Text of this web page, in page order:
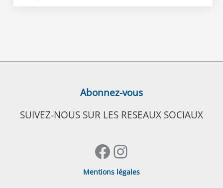
Abonnez-vous
SUIVEZ-NOUS SUR LES RESEAUX SOCIAUX
Facebook
Instagram
Mentions légales